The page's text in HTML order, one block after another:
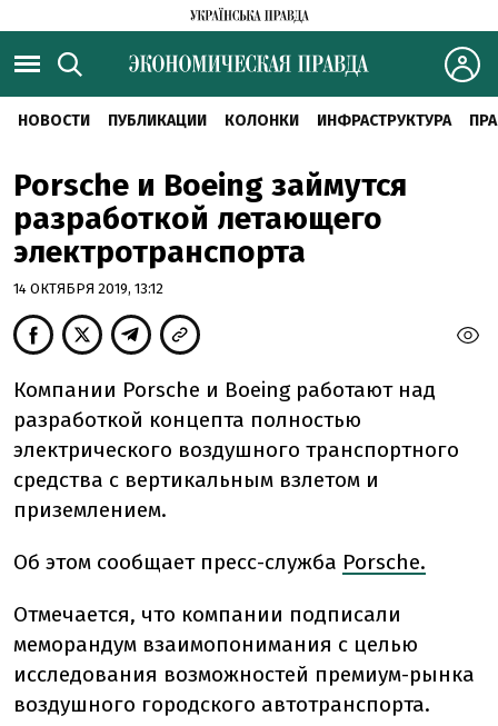
НОВОСТИ ПУБЛИКАЦИИ КОЛОНКИ ИНФРАСТРУКТУРА
Porsche и Boeing займутся
разработкой летающего
электротранспорта
14 ОКТЯБРЯ 2019, 13:12
Компании Porsche и Boeing работают над
разработкой концепта полностью
электрического воздушного транспортного
средства с вертикальным взлетом и
приземлением.
Об этом сообщает пресс-служба Porsche.
Отмечается, что компании подписали
меморандум взаимопонимания с целью
исследования возможностей премиум-рынка
воздушного городского автотранспорта.